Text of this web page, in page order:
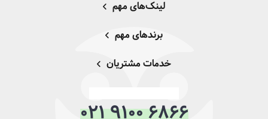
لینک‌های مهم
برندهای مهم
خدمات مشتریان